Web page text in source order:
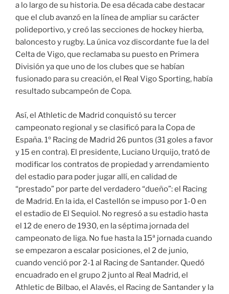
a lo largo de su historia. De esa década cabe destacar
que el club avanzó en la línea de ampliar su carácter
polideportivo, y creó las secciones de hockey hierba,
baloncesto y rugby. La única voz discordante fue la del
Celta de Vigo, que reclamaba su puesto en Primera
División ya que uno de los clubes que se habían
fusionado para su creación, el Real Vigo Sporting, había
resultado subcampeón de Copa.
Así, el Athletic de Madrid conquistó su tercer
campeonato regional y se clasificó para la Copa de
España. 1º Racing de Madrid 26 puntos (31 goles a favor
y 15 en contra). El presidente, Luciano Urquijo, trató de
modificar los contratos de propiedad y arrendamiento
del estadio para poder jugar allí, en calidad de
“prestado” por parte del verdadero “dueño”: el Racing
de Madrid. En la ida, el Castellón se impuso por 1-0 en
el estadio de El Sequiol. No regresó a su estadio hasta
el 12 de enero de 1930, en la séptima jornada del
campeonato de liga. No fue hasta la 15ª jornada cuando
se empezaron a escalar posiciones, el 2 de junio,
cuando venció por 2-1 al Racing de Santander. Quedó
encuadrado en el grupo 2 junto al Real Madrid, el
Athletic de Bilbao, el Alavés, el Racing de Santander y la